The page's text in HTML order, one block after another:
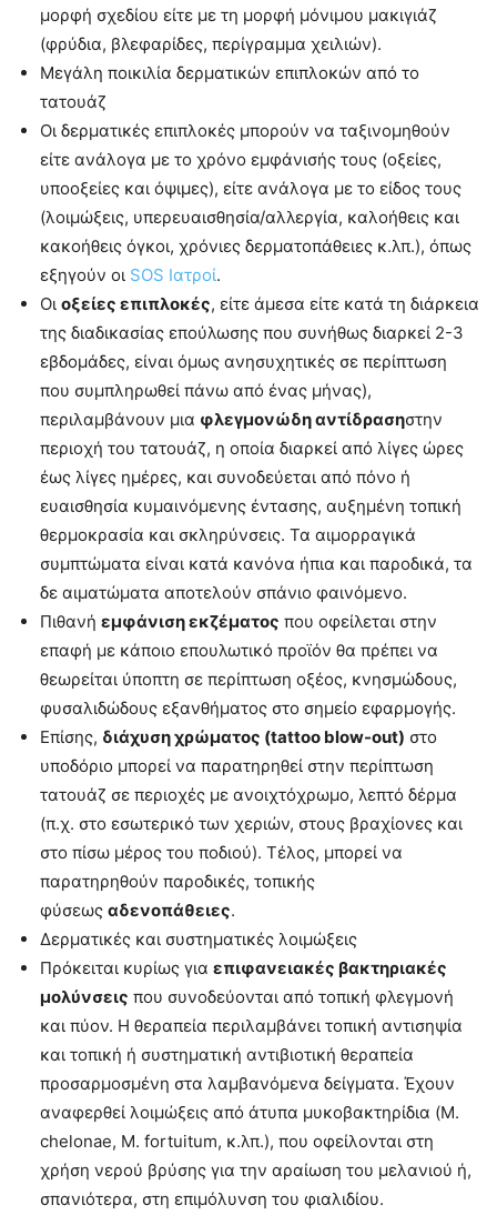
μορφή σχεδίου είτε με τη μορφή μόνιμου μακιγιάζ
(φρύδια, βλεφαρίδες, περίγραμμα χειλιών).
Μεγάλη ποικιλία δερματικών επιπλοκών από το
τατουάζ
Οι δερματικές επιπλοκές μπορούν να ταξινομηθούν
είτε ανάλογα με το χρόνο εμφάνισής τους (οξείες,
υποοξείες και όψιμες), είτε ανάλογα με το είδος τους
(λοιμώξεις, υπερευαισθησία/αλλεργία, καλοήθεις και
κακοήθεις όγκοι, χρόνιες δερματοπάθειες κ.λπ.), όπως
εξηγούν οι SOS Ιατροί.
Οι οξείες επιπλοκές, είτε άμεσα είτε κατά τη διάρκεια
της διαδικασίας επούλωσης που συνήθως διαρκεί 2-3
εβδομάδες, είναι όμως ανησυχητικές σε περίπτωση
που συμπληρωθεί πάνω από ένας μήνας),
περιλαμβάνουν μια φλεγμονώδη αντίδρασηστην
περιοχή του τατουάζ, η οποία διαρκεί από λίγες ώρες
έως λίγες ημέρες, και συνοδεύεται από πόνο ή
ευαισθησία κυμαινόμενης έντασης, αυξημένη τοπική
θερμοκρασία και σκληρύνσεις. Τα αιμορραγικά
συμπτώματα είναι κατά κανόνα ήπια και παροδικά, τα
δε αιματώματα αποτελούν σπάνιο φαινόμενο.
Πιθανή εμφάνιση εκζέματος που οφείλεται στην
επαφή με κάποιο επουλωτικό προϊόν θα πρέπει να
θεωρείται ύποπτη σε περίπτωση οξέος, κνησμώδους,
φυσαλιδώδους εξανθήματος στο σημείο εφαρμογής.
Επίσης, διάχυση χρώματος (tattoo blow-out) στο
υποδόριο μπορεί να παρατηρηθεί στην περίπτωση
τατουάζ σε περιοχές με ανοιχτόχρωμο, λεπτό δέρμα
(π.χ. στο εσωτερικό των χεριών, στους βραχίονες και
στο πίσω μέρος του ποδιού). Τέλος, μπορεί να
παρατηρηθούν παροδικές, τοπικής
φύσεως αδενοπάθειες.
Δερματικές και συστηματικές λοιμώξεις
Πρόκειται κυρίως για επιφανειακές βακτηριακές
μολύνσεις που συνοδεύονται από τοπική φλεγμονή
και πύον. Η θεραπεία περιλαμβάνει τοπική αντισηψία
και τοπική ή συστηματική αντιβιοτική θεραπεία
προσαρμοσμένη στα λαμβανόμενα δείγματα. Έχουν
αναφερθεί λοιμώξεις από άτυπα μυκοβακτηρίδια (M.
chelonae, M. fortuitum, κ.λπ.), που οφείλονται στη
χρήση νερού βρύσης για την αραίωση του μελανιού ή,
σπανιότερα, στη επιμόλυνση του φιαλιδίου.